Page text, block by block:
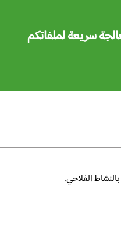
سريعة لملفاتكم
الفلاحي.